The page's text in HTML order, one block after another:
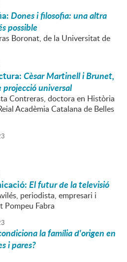
Dones i filosofia: una altra
possible
Boronat, de la Universitat de
Cèsar Martinell i Brunet,
universal
Contreras, doctora en Història
Acadèmia Catalana de Belles
El futur de la televisió
periodista, empresari i
Pompeu Fabra
la família d'origen en
i pares?